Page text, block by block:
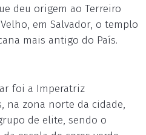
deu origem ao Terreiro
em Salvador, o templo
mais antigo do País.
foi a Imperatriz
na zona norte da cidade,
de elite, sendo o